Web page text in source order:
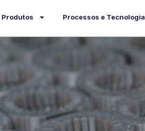
Produtos Processos e Tecnologia